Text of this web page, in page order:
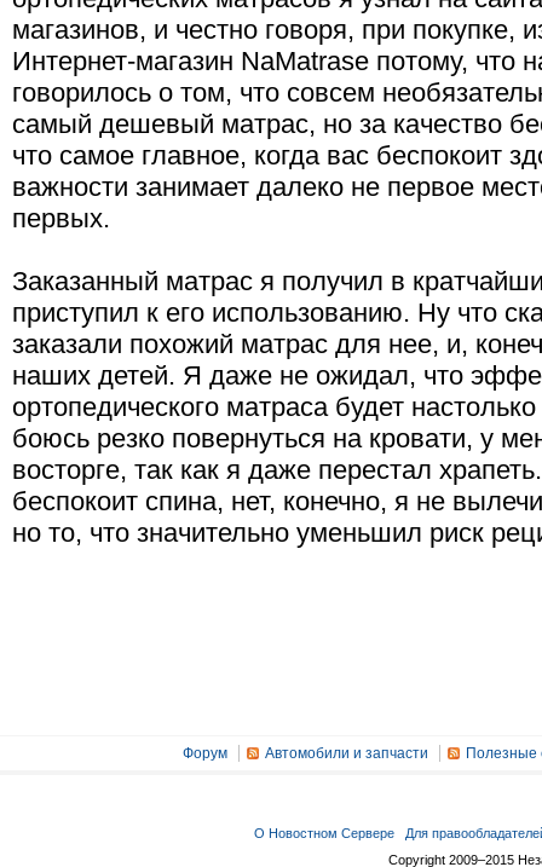
магазинов, и честно говоря, при покупке,
Интернет-магазин NaMatrase потому, что
говорилось о том, что совсем
самый дешевый матрас, но за качество
что самое главное, когда вас беспокоит
важности занимает далеко не первое
первых.
Заказанный матрас я получил в
приступил к его использованию. Ну что
заказали похожий матрас для нее, и,
наших детей. Я даже не ожидал, что
ортопедического матраса будет
боюсь резко повернуться на кровати, у
восторге, так как я даже перестал
беспокоит спина, нет, конечно, я не
но то, что значительно уменьшил риск
Форум Автомобили и запчасти Полезные
О Новостном Сервере
Для
Copyright 2009–2015